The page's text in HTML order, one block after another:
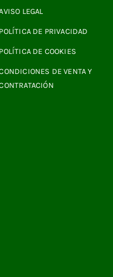
LEGAL
DE PRIVACIDAD
DE COOKIES
DE VENTA Y